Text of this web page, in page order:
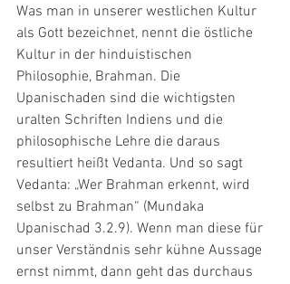
Was man in unserer westlichen Kultur
als Gott bezeichnet, nennt die östliche
Kultur in der hinduistischen
Philosophie, Brahman. Die
Upanischaden sind die wichtigsten
uralten Schriften Indiens und die
philosophische Lehre die daraus
resultiert heißt Vedanta. Und so sagt
Vedanta: „Wer Brahman erkennt, wird
selbst zu Brahman“ (Mundaka
Upanischad 3.2.9). Wenn man diese für
unser Verständnis sehr kühne Aussage
ernst nimmt, dann geht das durchaus